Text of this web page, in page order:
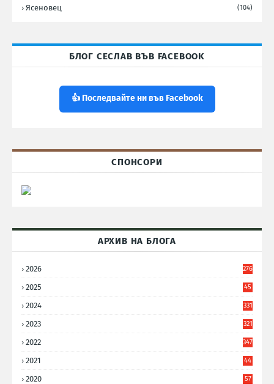
Ясеновец (104)
БЛОГ СЕСЛАВ ВЪВ FACEBOOK
👍 Последвайте ни във Facebook
СПОНСОРИ
АРХИВ НА БЛОГА
2026 276
2025
45
2024 331
2023 321
2022 347
2021
44
2020
57